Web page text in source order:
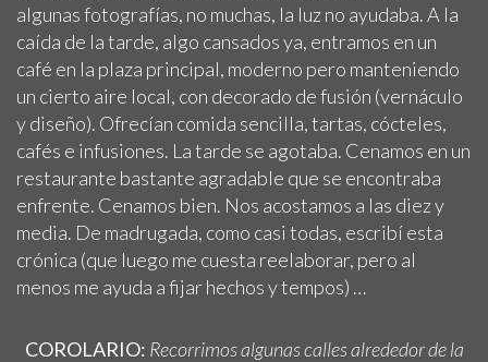
algunas fotografías, no muchas, la luz no ayudaba. A la
caída de la tarde, algo cansados ya, entramos en un
café en la plaza principal, moderno pero manteniendo
un cierto aire local, con decorado de fusión (vernáculo
y diseño). Ofrecían comida sencilla, tartas, cócteles,
cafés e infusiones. La tarde se agotaba. Cenamos en un
restaurante bastante agradable que se encontraba
enfrente. Cenamos bien. Nos acostamos a las diez y
media. De madrugada, como casi todas, escribí esta
crónica (que luego me cuesta reelaborar, pero al
menos me ayuda a fijar hechos y tempos) …
COROLARIO: Recorrimos algunas calles alrededor de la